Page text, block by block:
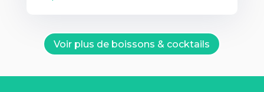
Voir plus de boissons & cocktails